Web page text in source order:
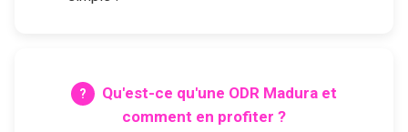
Qu'est-ce qu'une ODR Madura et
comment en profiter ?